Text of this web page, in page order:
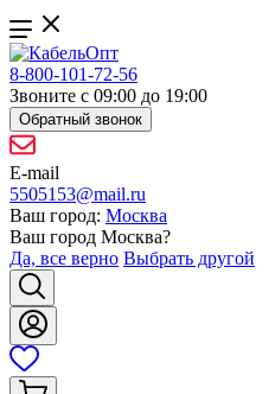
8-800-101-72-56
Звоните с 09:00 до 19:00
Обратный звонок
E-mail
5505153@mail.ru
Ваш город: Москва
Ваш город Москва?
Да, все верно Выбрать другой